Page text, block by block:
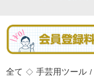
全て ◇ 手芸用ツール /